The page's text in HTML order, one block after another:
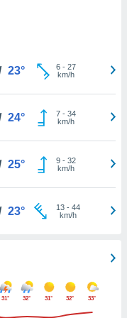
23° 6- 27
km/h
24° 7- 34
km/h
25° 9- 32
km/h
23° 13- 44
km/h
31° 32° 31° 32° 33°